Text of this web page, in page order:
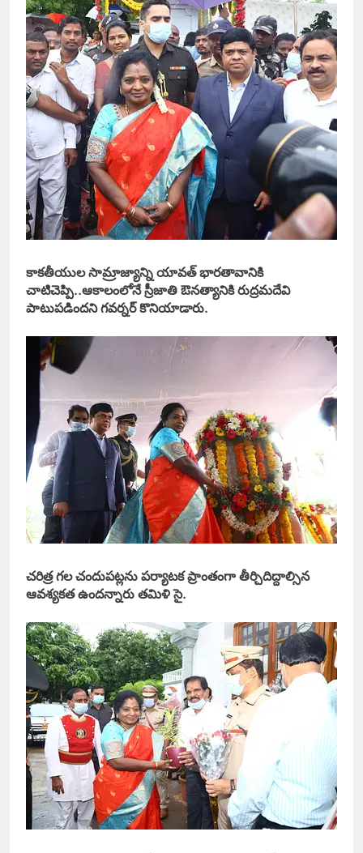
కాకతీయుల సామ్రాజ్యాన్ని యావత్ భారతావానికి
చాటిచెప్పి..ఆకాలంలోనే స్రీజాతి ఔనత్యానికి రుద్రమదేవి
పాటుపడిందని గవర్నర్ కొనియాడారు.
చరిత్ర గల చందుపట్లను పర్యాటక ప్రాంతంగా తీర్చిదిద్దాల్సిన
ఆవశ్యకత ఉందన్నారు తమిళి సై.